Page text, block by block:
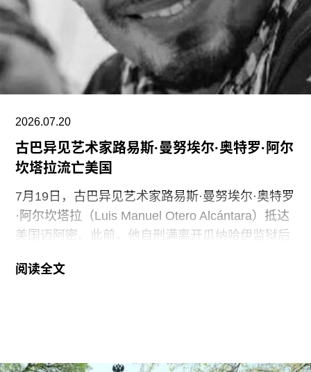
罗的展览广受好评，但去年泰特不列颠美术馆和泰
特现代美术馆的参观人数仍远低于疫情前的水平。
摩根于2015年加入迪亚艺术基金会担任总监。任职
期间，她丰富了基金会的藏品结构，并增加了女性
艺术家的代表比例。此前在泰特工作期间，她策划
了广受好评的2015年回顾展“世界走向波普”（The
2026.07.20
古巴异见艺术家路易斯·曼努埃尔·奥特罗·阿尔
坎塔拉流亡美国
7月19日，古巴异见艺术家路易斯·曼努埃尔·奥特罗
·阿尔坎塔拉（Luis Manuel Otero Alcántara）抵达
美国迈阿密。此前，他自刑满离开瓜纳哈伊监狱后
拉抵达时手中紧握着一尊从古巴带来的残破圣母玛
活动而被判处的五年刑期，仅提前数日获释。古巴
阅读全文